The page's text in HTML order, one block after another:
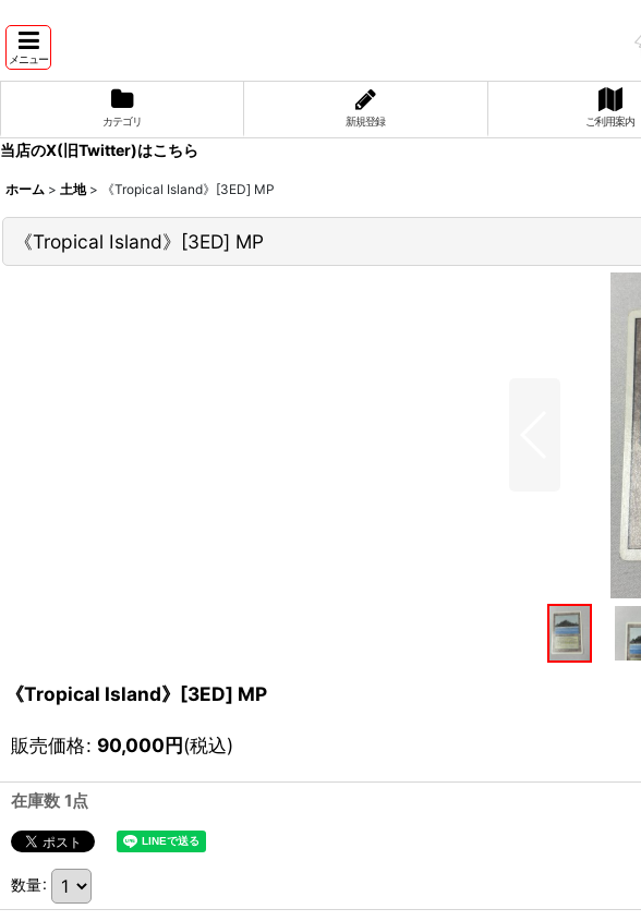
メニュー
カテゴリ 新規登録 ご利用案内
当店のX(旧Twitter)はこちら
ホーム > 土地 > 《Tropical Island》[3ED] MP
《Tropical Island》[3ED] MP
《Tropical Island》[3ED] MP
販売価格: 90,000円(税込)
在庫数 1点
数量: